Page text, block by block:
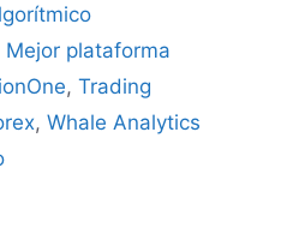
Mejor plataforma
, Trading
, Whale Analytics